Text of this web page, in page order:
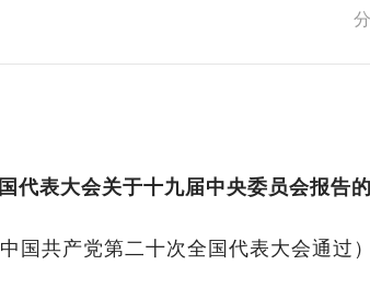
代表大会关于十九届中央委员会报告
国共产党第二十次全国代表大会通过）